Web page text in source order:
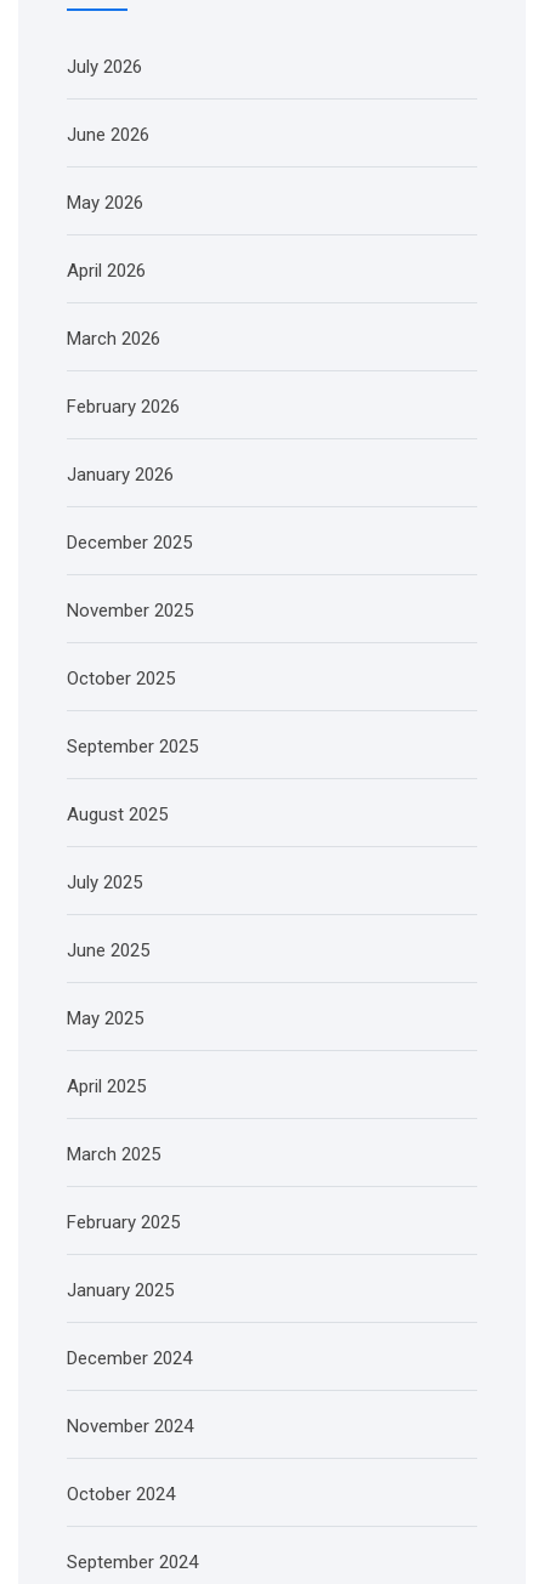
July 2026
June 2026
May 2026
April 2026
March 2026
February 2026
January 2026
December 2025
November 2025
October 2025
September 2025
August 2025
July 2025
June 2025
May 2025
April 2025
March 2025
February 2025
January 2025
December 2024
November 2024
October 2024
September 2024